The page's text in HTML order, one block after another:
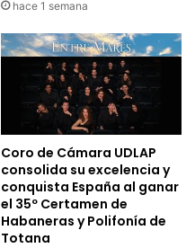
hace 1 semana
Coro de Cámara UDLAP
consolida su excelencia y
conquista España al ganar
el 35º Certamen de
Habaneras y Polifonía de
Totana